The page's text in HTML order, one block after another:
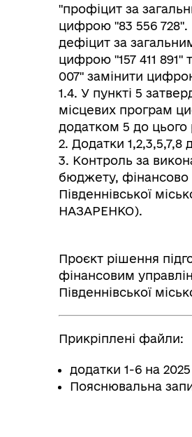
"профіцит за
цифрою "83 556 728".
дефіцит за
цифрою "157 411
007" замінити
1.4. У пункті 5
місцевих програм
додатком 5 до цього
2. Додатки 1,2,3,5,7,8
3. Контроль за
бюджету, фінансово
Південнівської
НАЗАРЕНКО).
Проєкт рішення
фінансовим
Прикріплені файли:
додатки 1-6 на 2025
Пояснювальна